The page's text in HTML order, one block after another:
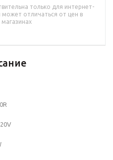
только для интернет-
может отличаться от цен в
V